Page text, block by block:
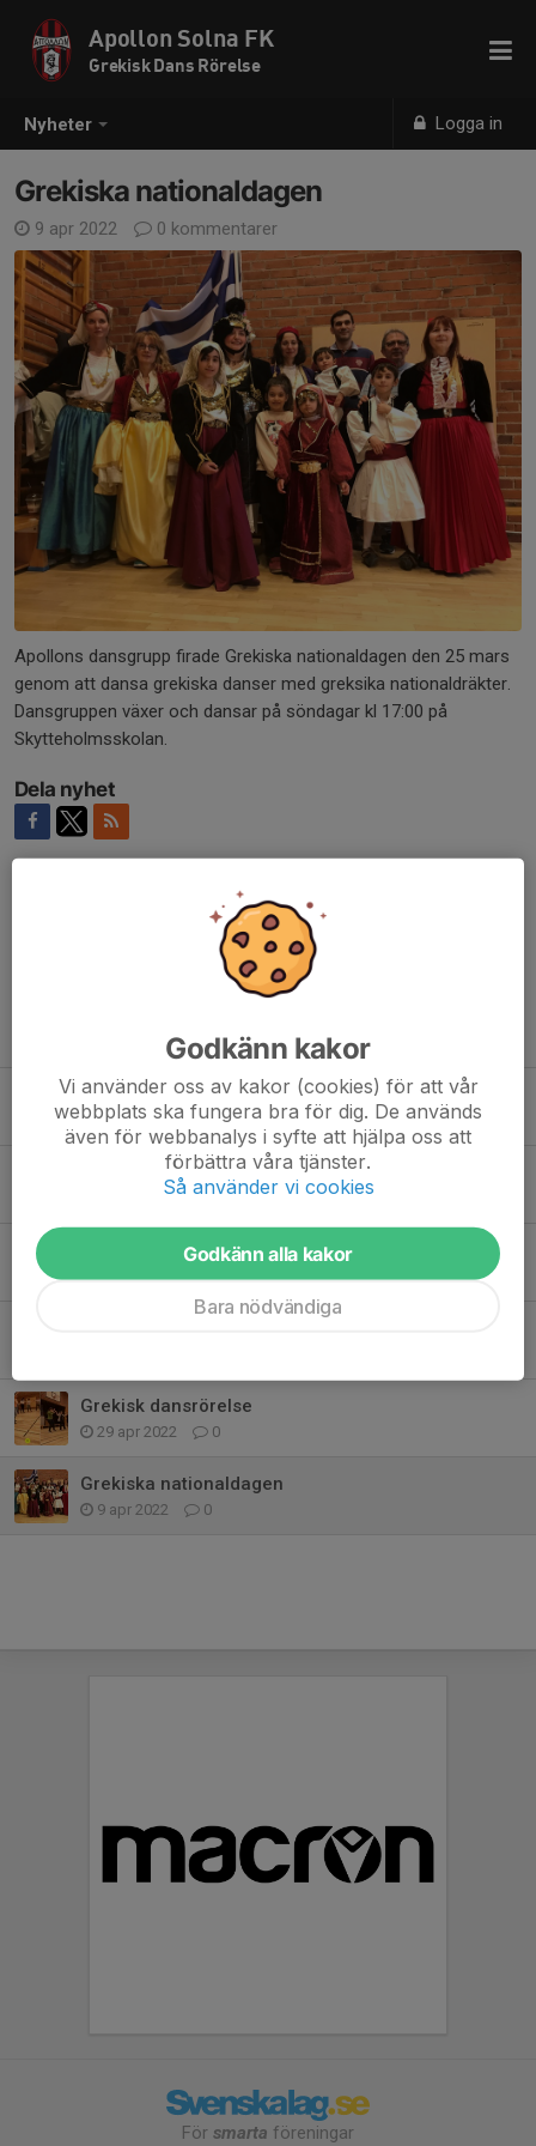
Nyheter Logga in
Apollon Solna FK
Grekisk Dans Rörelse
Grekiska nationaldagen
9 apr 2022 0 kommentarer
Apollons dansgrupp firade Grekiska nationaldagen den 25 mars
genom att dansa grekiska danser med greksika nationaldräkter.
Dansgruppen växer och dansar på söndagar kl 17:00 på
Skytteholmsskolan.
Dela nyhet
Tidigare nyheter
Start av Grekiska danser
1 sep 2025 0
Danslektioner vårtermin 2025
8 jan 2025 0
Dansrörelsen är åter igång!
28 aug 2024 0
Grekisk dansrörelse
29 apr 2022 0
Grekiska nationaldagen
9 apr 2022 0
För smarta föreningar
Godkänn kakor
Vi använder oss av kakor (cookies) för att vår
webbplats ska fungera bra för dig. De används
även för webbanalys i syfte att hjälpa oss att
förbättra våra tjänster.
Så använder vi cookies
Godkänn alla kakor
Bara nödvändiga